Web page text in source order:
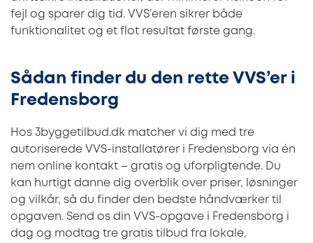
fejl og sparer dig tid. VVS’eren sikrer både
funktionalitet og et flot resultat første gang.
Sådan finder du den rette VVS’er i
Fredensborg
Hos 3byggetilbud.dk matcher vi dig med tre
autoriserede VVS-installatører i Fredensborg via én
nem online kontakt – gratis og uforpligtende. Du
kan hurtigt danne dig overblik over priser, løsninger
og vilkår, så du finder den bedste håndværker til
opgaven. Send os din VVS-opgave i Fredensborg i
dag og modtag tre gratis tilbud fra lokale,